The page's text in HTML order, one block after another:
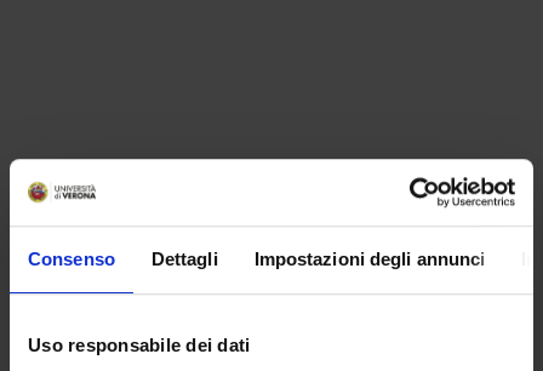
Consenso Dettagli Impostazioni degli annunci
Uso responsabile dei dati
ORGANISATION